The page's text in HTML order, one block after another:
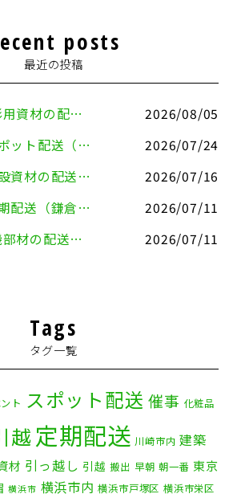
posts
最近の投稿
2026年8月5日撮影用資材の配送（鎌倉市⇒港区）
2026/08/05
2026年7月20日スポット配送（横浜市金沢区⇒愛知県豊川市）
2026/07/24
2026年7月15日建設資材の配送（横浜市金沢区⇒横須賀市）
2026/07/16
2026年7月10日定期配送（鎌倉市⇔大田区）
2026/07/11
2026年7月9日電機部材の配送（横浜市戸塚区⇒品川区）
2026/07/11
Tags
タグ一覧
ト スポット配送 催事 化粧品
越 定期配送 川崎市内 建築
材 引っ越し 引越 搬出 早朝 朝一番 東京
横浜市 横浜市内 横浜市戸塚区 横浜市栄区